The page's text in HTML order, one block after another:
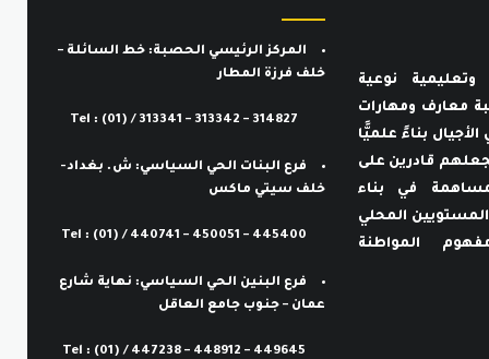
نوعية
معارف ومهارات
بناءً علميًّا
يجعلهم قادرين على
في بناء
المحلي
المواطنة
المركز الرئيسي الحصبة: خط السائلة –
خلف فرزة المطار
Tel : (01) / 313341 – 313342 – 314827
فرع البنات الحي السياسي: ش. بغداد-
خلف سيتي ماكس
Tel : (01) / 440741 – 450051 – 445400
فرع البنين الحي السياسي: نهاية شارع
عمان – جنوب جامع العاقل
Tel : (01) / 447238 – 448912 – 449645